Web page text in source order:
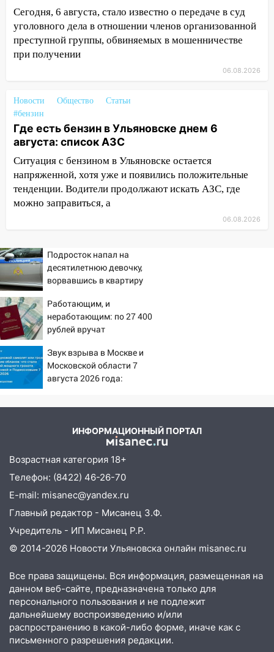
03:30 Гороскоп на 7 августа: пятница
принесет прилив творческой энергии и
отличные шансы исправить старые
ошибки
Ульяновской области
20:04 Ульяновцев приглашают на забег,
посвящённый Дню воздушного флота
России
19:12 В Ульяновской области
руководителя частной компании
наказали за сокрытие прошлого своего
баскетбола!
17:08
Ульяновский областной суд
оставил в силе приговор руководству
«УльяновскФармации» за махинации на
3,2 млн рублей
16:09
Ульяновска успешно выступили на
Чемпионате России
16:02
Бросила кирпич в жену брата: в
Ульяновской области завели дело на
агрессивную женщину
15:47
На улице Радищева сбили
курьера: крупная авария в Ульяновске
15:15 Проводил до квартиры и ограбил:
новый кавалер женщины оказался
рецидивистом
14:26 В Ульяновске ограничат движение
по улице Ефремова
14:23 67% ульяновцев готовы
передумать увольняться, если им
повысят зарплату
Сегодня, 6 августа, стало известно о передаче в суд
уголовного дела в отношении членов организованной
преступной группы, обвиняемых в мошенничестве
при получении
06.08.2026
Новости Общество
Статьи
#бензин
Где есть бензин в Ульяновске днем 6
августа: список АЗС
Ситуация с бензином в Ульяновске остается
напряженной, хотя уже и появились положительные
тенденции. Водители продолжают искать АЗС, где
можно заправиться, а
06.08.2026
Подросток напал на
десятилетнюю девочку,
ворвавшись в квартиру
Работающим, и
неработающим: по 27 400
рублей вручат
PrimaMedia.ru
Звук взрыва в Москве и
Московской области 7
августа 2026 года:
ИНФОРМАЦИОННЫЙ ПОРТАЛ
Возрастная категория 18+
Телефон: (8422) 46-26-70
E-mail: misanec@yandex.ru
Главный редактор - Мисанец З.Ф.
Учредитель - ИП Мисанец Р.Р.
© 2014-2026 Новости Ульяновска онлайн misanec.ru
Все права защищены. Вся информация, размещенная на
данном веб-сайте, предназначена только для
персонального пользования и не подлежит
дальнейшему воспроизведению и/или
распространению в какой-либо форме, иначе как с
письменного разрешения редакции.